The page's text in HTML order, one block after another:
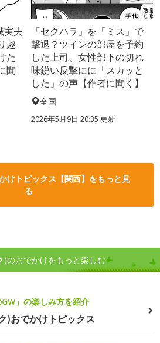
実夫
趣
た
聞
「セクハラ」を「ミス」で
撃退？ツインの部屋を予約
した上司、女性部下の切れ
味鋭い反撃にに「スカッと
した」の声【作者に聞く】
全国
2026年5月9日 20:35 更新
けトピックス【関西】をもっと見
る
)のおでかけをもっと楽しむ
」の楽しみ方を紹介
)おでかけトピックス